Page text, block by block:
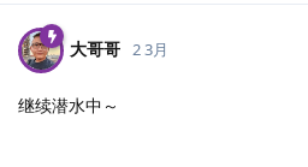
大哥哥 2 3月
继续潜水中～